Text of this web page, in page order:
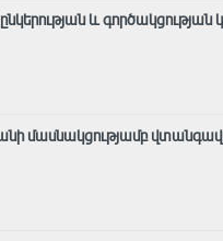
և գործակցության
մասնակցությամբ